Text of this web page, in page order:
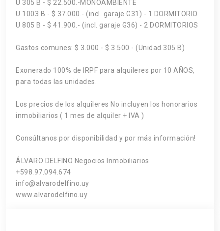
U 305 B - $ 22.500.-MONOAMBIENTE
U 1003 B - $ 37.000.- (incl. garaje G31) - 1 DORMITORIO
U 805 B - $ 41.900.- (incl. garaje G36) - 2 DORMITORIOS
Gastos comunes: $ 3.000 - $ 3.500 - (Unidad 305 B)
Exonerado 100% de IRPF para alquileres por 10 AÑOS,
para todas las unidades.
Los precios de los alquileres No incluyen los honorarios
inmobiliarios ( 1 mes de alquiler + IVA )
Consúltanos por disponibilidad y por más información!
ÁLVARO DELFINO Negocios Inmobiliarios
+598.97.094.674
info@alvarodelfino.uy
www.alvarodelfino.uy